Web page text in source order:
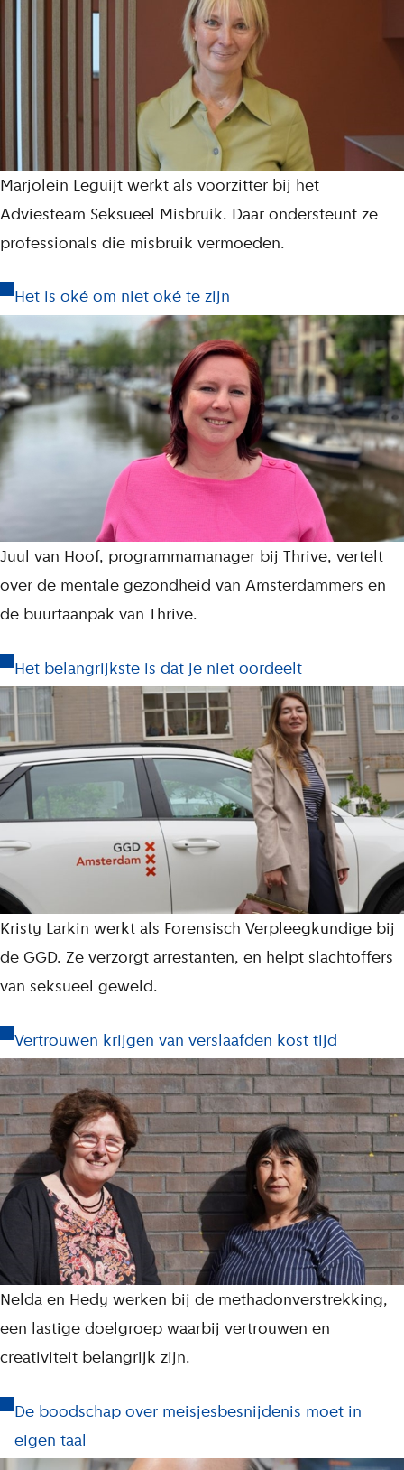
Marjolein Leguijt werkt als voorzitter bij het
Adviesteam Seksueel Misbruik. Daar ondersteunt ze
professionals die misbruik vermoeden.
Het is oké om niet oké te zijn
Juul van Hoof, programmamanager bij Thrive, vertelt
over de mentale gezondheid van Amsterdammers en
de buurtaanpak van Thrive.
Het belangrijkste is dat je niet oordeelt
Kristy Larkin werkt als Forensisch Verpleegkundige bij
de GGD. Ze verzorgt arrestanten, en helpt slachtoffers
van seksueel geweld.
Vertrouwen krijgen van verslaafden kost tijd
Nelda en Hedy werken bij de methadonverstrekking,
een lastige doelgroep waarbij vertrouwen en
creativiteit belangrijk zijn.
De boodschap over meisjesbesnijdenis moet in
eigen taal